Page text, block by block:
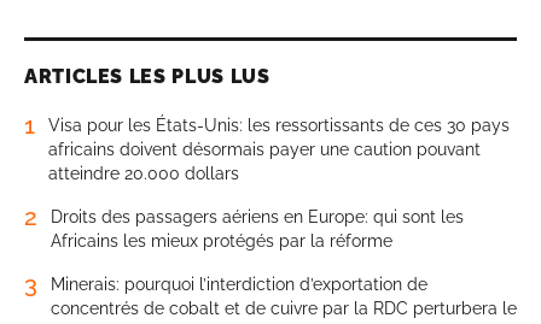
ARTICLES LES PLUS LUS
1
Visa pour les États-Unis: les ressortissants de ces 30 pays
africains doivent désormais payer une caution pouvant
atteindre 20.000 dollars
2
Droits des passagers aériens en Europe: qui sont les
Africains les mieux protégés par la réforme
3
Minerais: pourquoi l’interdiction d’exportation de
concentrés de cobalt et de cuivre par la RDC perturbera le